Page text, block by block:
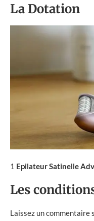
La Dotation
1 EpilateurSatinelle
Les
Laissez un commentaire